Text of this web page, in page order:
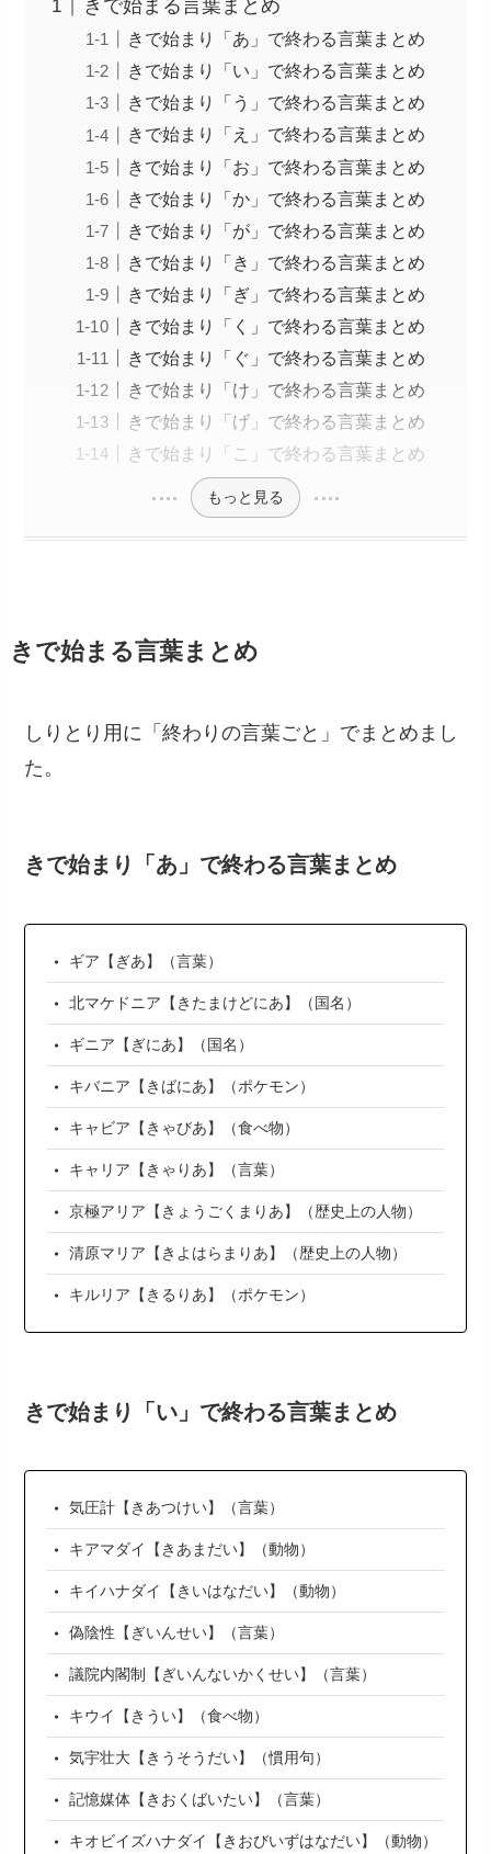
きで始まる言葉まとめ
きで始まり「あ」で終わる言葉まとめ
きで始まり「い」で終わる言葉まとめ
きで始まり「う」で終わる言葉まとめ
きで始まり「え」で終わる言葉まとめ
きで始まり「お」で終わる言葉まとめ
きで始まり「か」で終わる言葉まとめ
きで始まり「が」で終わる言葉まとめ
きで始まり「き」で終わる言葉まとめ
きで始まり「ぎ」で終わる言葉まとめ
きで始まり「く」で終わる言葉まとめ
きで始まり「ぐ」で終わる言葉まとめ
きで始まり「け」で終わる言葉まとめ
きで始まり「げ」で終わる言葉まとめ
きで始まり「こ」で終わる言葉まとめ
もっと見る
きで始まる言葉まとめ
しりとり用に「終わりの言葉ごと」でまとめまし
た。
きで始まり「あ」で終わる言葉まとめ
ギア【ぎあ】（言葉）
北マケドニア【きたまけどにあ】（国名）
ギニア【ぎにあ】（国名）
キバニア【きばにあ】（ポケモン）
キャビア【きゃびあ】（食べ物）
キャリア【きゃりあ】（言葉）
京極アリア【きょうごくまりあ】（歴史上の人物）
清原マリア【きよはらまりあ】（歴史上の人物）
キルリア【きるりあ】（ポケモン）
きで始まり「い」で終わる言葉まとめ
気圧計【きあつけい】（言葉）
キアマダイ【きあまだい】（動物）
キイハナダイ【きいはなだい】（動物）
偽陰性【ぎいんせい】（言葉）
議院内閣制【ぎいんないかくせい】（言葉）
キウイ【きうい】（食べ物）
気宇壮大【きうそうだい】（慣用句）
記憶媒体【きおくばいたい】（言葉）
キオビイズハナダイ【きおびいずはなだい】（動物）